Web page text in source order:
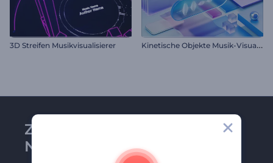
3D Streifen Musikvisualisierer K
inetische Objekte Musik-Visualizer
Zu Renderforest-
Newsletter anmelden